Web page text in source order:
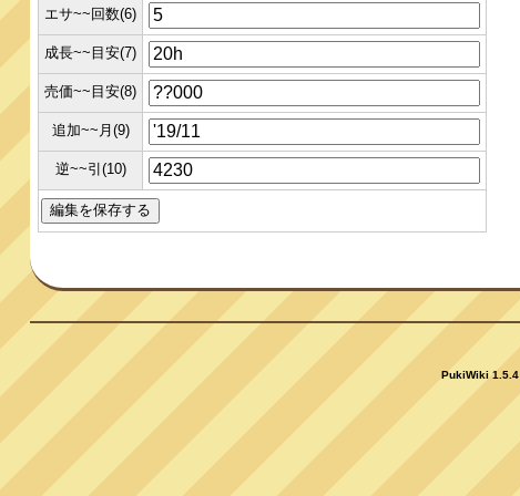
エサ~~回数(6)
成長~~目安(7)
売価~~目安(8)
追加~~月(9)
逆~~引(10)
PukiWiki 1.5.4